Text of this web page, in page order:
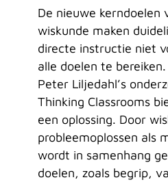
De nieuwe kerndoelen
wiskunde maken
directe instructie niet
alle doelen te
Peter Liljedahl’s
Thinking Classrooms
een oplossing. Door
probleemoplossen als
wordt in samenhang
doelen, zoals begrip,